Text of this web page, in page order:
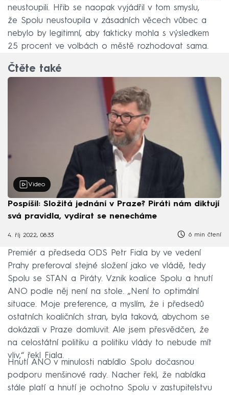
neustoupili. Hřib se naopak vyjádřil v tom smyslu,
že Spolu neustoupila v zásadních věcech vůbec a
nebylo by legitimní, aby fakticky mohla s výsledkem
25 procent ve volbách o městě rozhodovat sama.
Čtěte také
Video
Pospíšil: Složitá jednání v Praze? Piráti nám diktují
svá pravidla, vydírat se nenecháme
4. říj 2022, 08:33 6 min čtení
Premiér a předseda ODS Petr Fiala by ve vedení
Prahy preferoval stejné složení jako ve vládě, tedy
Spolu se STAN a Piráty. Vznik koalice Spolu a hnutí
ANO podle něj není na stole. „Není to optimální
situace. Moje preference, a myslím, že i předsedů
ostatních koaličních stran, byla taková, abychom se
dokázali v Praze domluvit. Ale jsem přesvědčen, že
na celostátní politiku a politiku vlády to nebude mít
vliv,“ řekl Fiala.
Hnutí ANO v minulosti nabídlo Spolu dočasnou
podporu menšinové rady. Nacher řekl, že nabídka
stále platí a hnutí je ochotno Spolu v zastupitelstvu